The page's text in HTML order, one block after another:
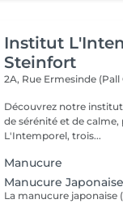
Institut
Steinfort
2A, Rue Ermesinde
Découvrez notre
de sérénité et de
L'Intemporel, trois...
Manucure
Manucure Japonaise